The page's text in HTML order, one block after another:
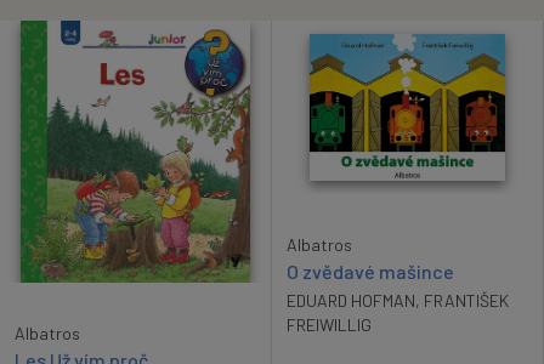
Albatros
Albatros
O zvědavé mašince
EDUARD HOFMAN, FRANTIŠEK
FREIWILLIG